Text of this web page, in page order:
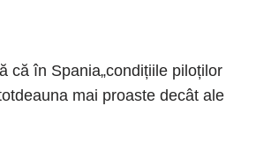
că în Spania„condițiile piloților
mai proaste decât ale